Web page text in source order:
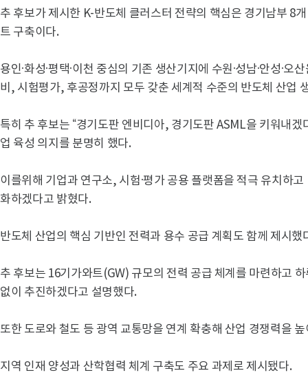
추 후보가 제시한 K-반도체 클러스터 전략의 핵심은 경기남부 8
트 구축이다.
용인·화성·평택·이천 중심의 기존 생산기지에 수원·성남·안성·오
비, 시험평가, 후공정까지 모두 갖춘 세계적 수준의 반도체 산업
특히 추 후보는 “경기도판 엔비디아, 경기도판 ASML을 키워내
업 육성 의지를 분명히 했다.
이를위해 기업과 연구소, 시험·평가 공용 플랫폼을 적극 유치하
화하겠다고 밝혔다.
반도체 산업의 핵심 기반인 전력과 용수 공급 계획도 함께 제시했
추 후보는 16기가와트(GW) 규모의 전력 공급 체계를 마련하고
없이 추진하겠다고 설명했다.
또한 도로와 철도 등 광역 교통망을 연계 확충해 산업 경쟁력을
지역 인재 양성과 산학협력 체계 구축도 주요 과제로 제시됐다.